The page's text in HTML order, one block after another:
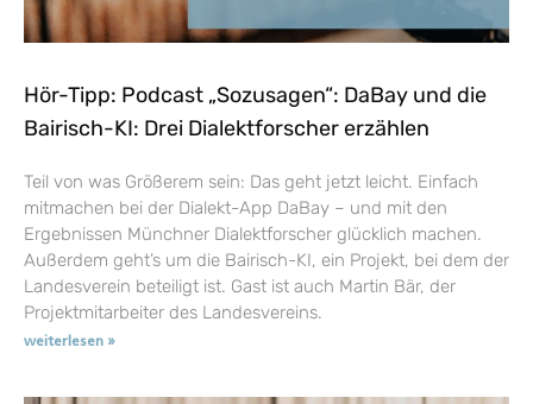
Hör-Tipp: Podcast „Sozusagen“: DaBay und die
Bairisch-KI: Drei Dialektforscher erzählen
Teil von was Größerem sein: Das geht jetzt leicht. Einfach
mitmachen bei der Dialekt-App DaBay – und mit den
Ergebnissen Münchner Dialektforscher glücklich machen.
Außerdem geht’s um die Bairisch-KI, ein Projekt, bei dem der
Landesverein beteiligt ist. Gast ist auch Martin Bär, der
Projektmitarbeiter des Landesvereins.
weiterlesen »